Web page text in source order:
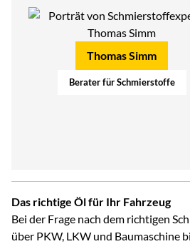
Thomas Simm
Berater für Schmierstoffe
Das richtige Öl für Ihr Fahrzeug
Bei der Frage nach dem richtigen
über PKW, LKW und Baumaschine